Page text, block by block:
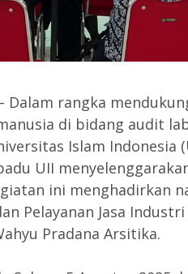
Dalam rangka
di bidang audit
Islam Indonesia
UII
ini menghadirkan
Pelayanan Jasa
Pradana Arsitika.